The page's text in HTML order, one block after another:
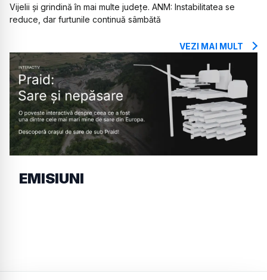
Vijelii și grindină în mai multe județe. ANM: Instabilitatea se
reduce, dar furtunile continuă sâmbătă
VEZI MAI MULT
EMISIUNI